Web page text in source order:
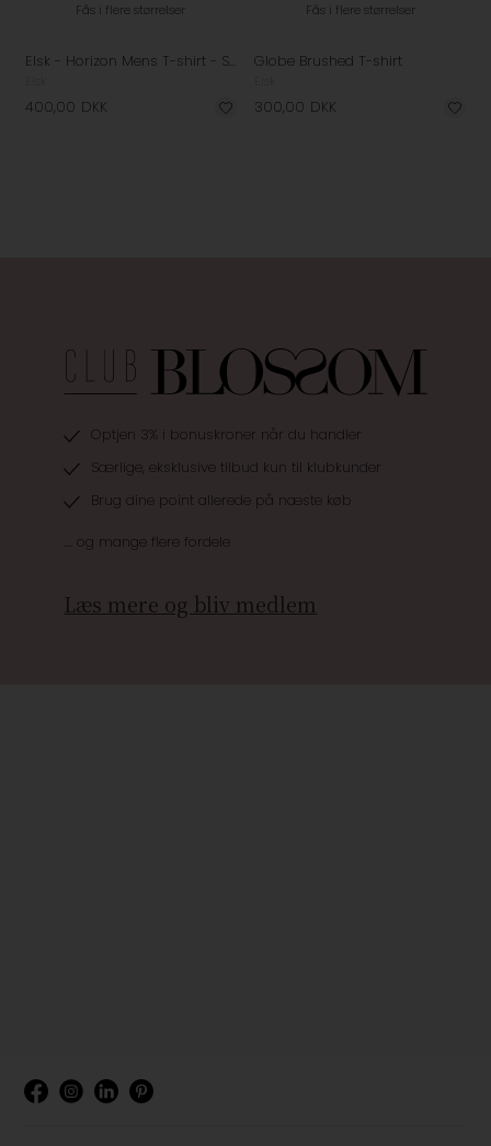
Fås i flere størrelser
Elsk - Horizon Mens T-shirt - Storm Blue
400,00 DKK
Fås i flere størrelser
Globe Brushed T-shirt
300,00 DKK
Optjen 3% i bonuskroner når du handler
Særlige, eksklusive tilbud kun til klubkunder
Brug dine point allerede på næste køb
.... og mange flere fordele
Læs mere og bliv medlem